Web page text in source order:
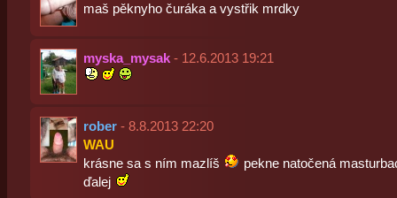
maš pěknyho čuráka a vystřik mrdky
myska_mysak- 12.6.2013 19:21
rober- 8.8.2013 22:20
WAU
krásne sa s ním mazlíš
pekne natočená
ďalej